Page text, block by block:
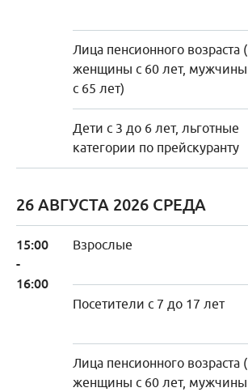
Лица пенсионного возраста (
женщины с 60 лет, мужчины
с 65 лет)
Дети с 3 до 6 лет, льготные
категории по прейскуранту
26 АВГУСТА 2026 СРЕДА
15:00
-
16:00
Взрослые
Посетители с 7 до 17 лет
Лица пенсионного возраста (
женщины с 60 лет, мужчины